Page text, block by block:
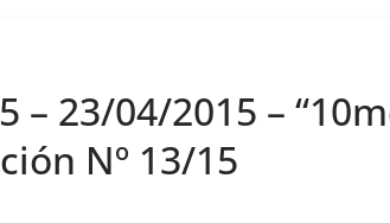
– 23/04/2015 –
Nº 13/15